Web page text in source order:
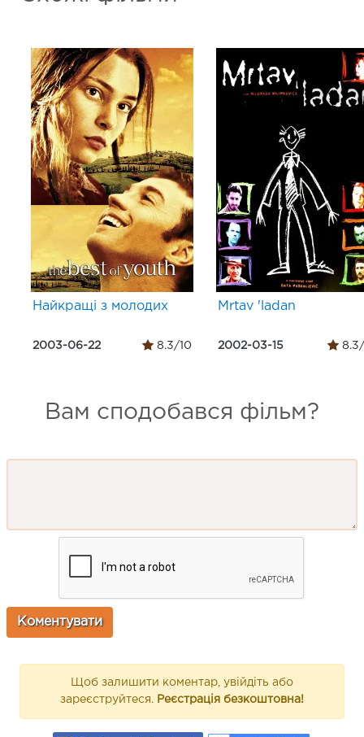
Найкращі з молодих
2003-06-22 8.3/10
Mrtav 'ladan
2002-03-15 8.3/
Вам сподобався фільм?
Щоб залишити коментар, увійдіть або
зареєструйтеся. Реєстрація безкоштовна!